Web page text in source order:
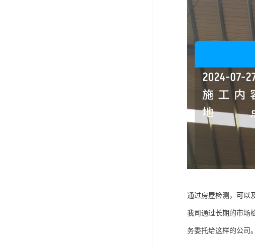
通过房屋检测，可以
我司通过长期的市场
务委托给这样的公司。